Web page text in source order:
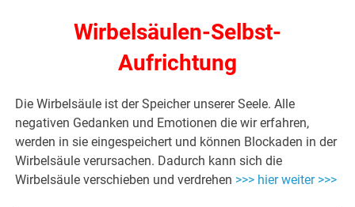
Wirbelsäulen-Selbst-
Aufrichtung
Die Wirbelsäule ist der Speicher unserer Seele. Alle
negativen Gedanken und Emotionen die wir erfahren,
werden in sie eingespeichert und können Blockaden in der
Wirbelsäule verursachen. Dadurch kann sich die
Wirbelsäule verschieben und verdrehen >>> hier weiter >>>